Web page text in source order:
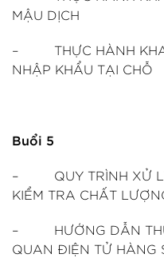
MẬU DỊCH
– THỰC HÀNH KHAI
NHẬP KHẨU TẠI CHỖ
Buổi 5
– QUY TRÌNH XỬ LÝ
KIỂM TRA CHẤT
– HƯỚNG DẪN
QUAN ĐIỆN TỬ HÀNG